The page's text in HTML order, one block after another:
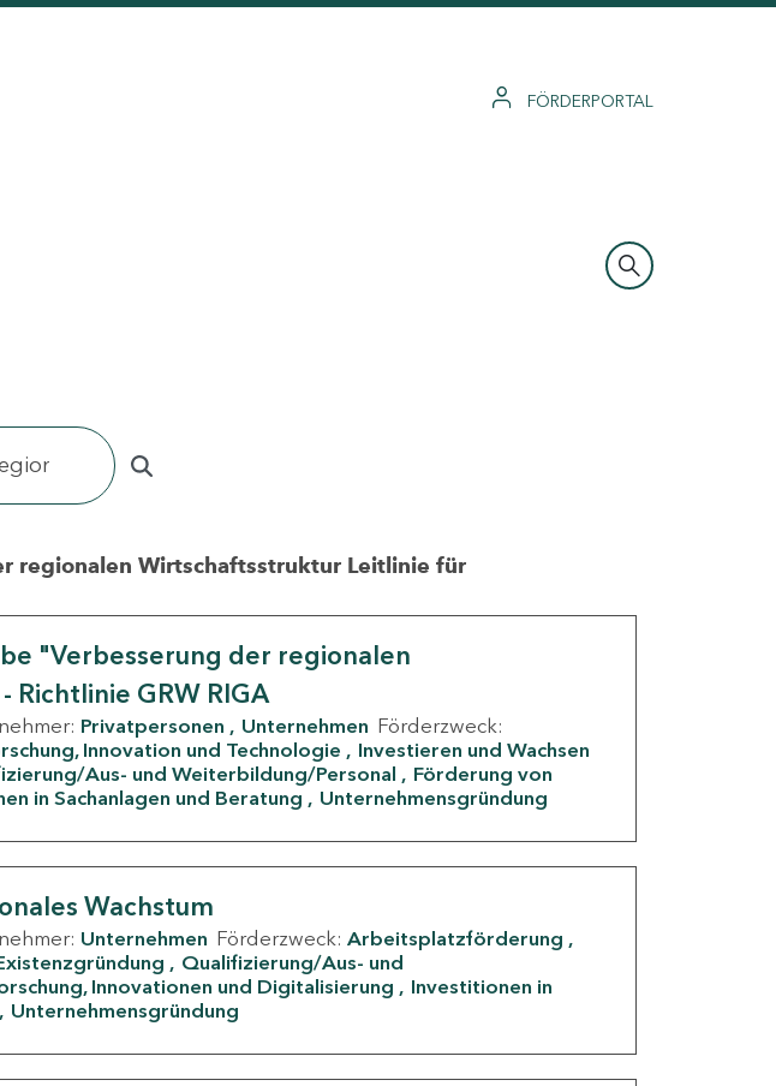
FÖRDERPORTAL
regionalen Wirtschaftsstruktur Leitlinie für
"Verbesserung der regionalen
GRW RIGA
Privatpersonen Unternehmen Förderzweck:
Innovation und Technologie
Investieren und Wachsen
Aus- und Weiterbildung/Personal
Förderung von
in Sachanlagen und Beratung Unternehmensgründung
Wachstum
Unternehmen Förderzweck: Arbeitsplatzförderung
Qualifizierung/Aus- und
Innovationen und Digitalisierung
Investitionen in
Unternehmensgründung